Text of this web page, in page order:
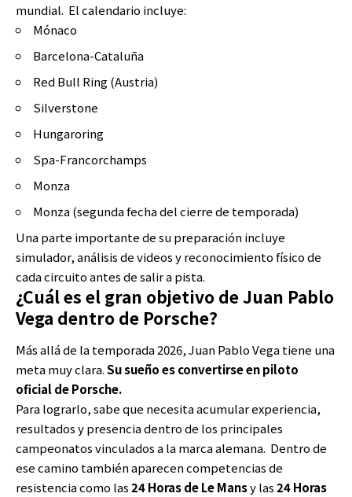
mundial. El calendario incluye:
Mónaco
Barcelona-Cataluña
Red Bull Ring (Austria)
Silverstone
Hungaroring
Spa-Francorchamps
Monza
Monza (segunda fecha del cierre de temporada)
Una parte importante de su preparación incluye
simulador, análisis de videos y reconocimiento físico de
cada circuito antes de salir a pista.
¿Cuál es el gran objetivo de Juan Pablo
Vega dentro de Porsche?
Más allá de la temporada 2026, Juan Pablo Vega tiene una
meta muy clara.Su sueño es convertirse en piloto
oficial de Porsche.
Para lograrlo, sabe que necesita acumular experiencia,
resultados y presencia dentro de los principales
campeonatos vinculados a la marca alemana. Dentro de
ese camino también aparecen competencias de
resistencia como las24 Horas de Le Mansy las24 Horas